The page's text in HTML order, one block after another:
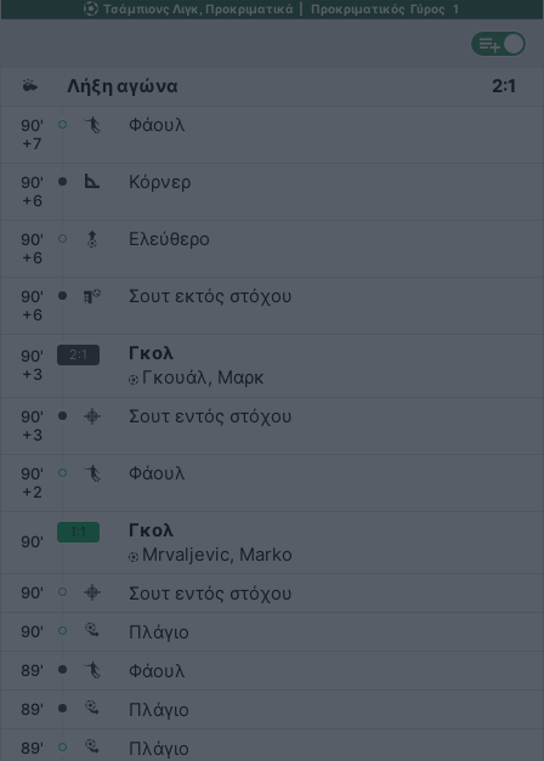
Τσάμπιονς Λιγκ, Προκριματικά Προκριματικός Γύρος 1
Λήξη αγώνα ‎2:1‎
90'
+7
Φάουλ
90'
+ 6
Κόρνερ
90'
+ 6
Ελεύθερο
90'
+ 6
Σουτ εκτός στόχου
90'
+ 3
2:1
Γκολ
Γκουάλ, Μαρκ
90'
+ 3
Σουτ εντός στόχου
90'
+ 2
Φάουλ
90'
1:1
Γκολ
Mrvaljevic, Marko
90' Σουτ εντός στόχου
90' Πλάγιο
89' Φάουλ
89' Πλάγιο
89' Πλάγιο